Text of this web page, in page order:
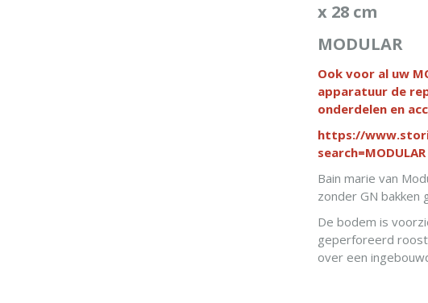
x 28 cm
MODULAR
Ook voor al uw
apparatuur de
onderdelen en
https://
search=MODULAR
Bain marie van
zonder GN bakken
De bodem is
geperforeerd
over een